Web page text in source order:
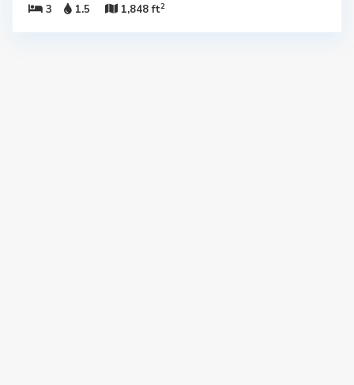
3
1.5 1,848 ft2